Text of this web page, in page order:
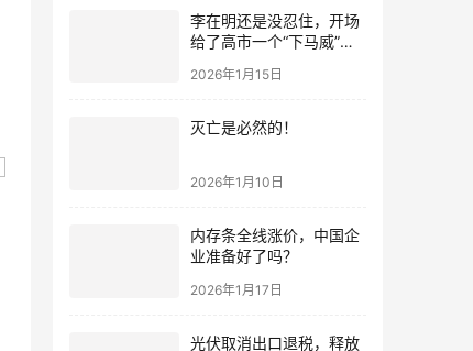
李在明还是没忍住，开场
给了高市一个“下马威”，
2026年1月15日
灭亡是必然的！
2026年1月10日
内存条全线涨价，中国企
业准备好了吗？
2026年1月17日
光伏取消出口退税，释放